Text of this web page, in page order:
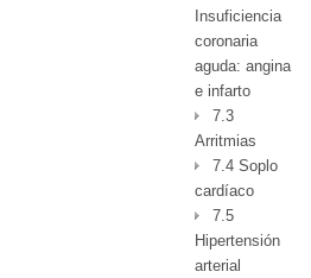
Insuficiencia
coronaria
aguda: angina
e infarto
7.3
Arritmias
7.4 Soplo
cardíaco
7.5
Hipertensión
arterial